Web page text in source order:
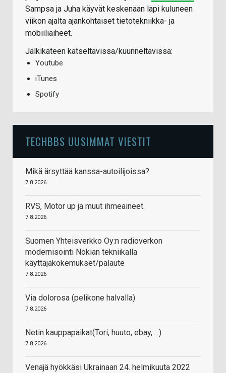
Sampsa ja Juha käyvät keskenään läpi kuluneen
viikon ajalta ajankohtaiset tietotekniikka- ja
mobiiliaiheet.
Jälkikäteen katseltavissa/kuunneltavissa:
Youtube
iTunes
Spotify
TECHBBS UUSIMMAT VIESTIT
Mikä ärsyttää kanssa-autoilijoissa?
7.8.2026
RVS, Motor up ja muut ihmeaineet.
7.8.2026
Suomen Yhteisverkko Oy:n radioverkon
modernisointi Nokian tekniikalla
käyttäjäkokemukset/palaute
7.8.2026
Via dolorosa (pelikone halvalla)
7.8.2026
Netin kauppapaikat(Tori, huuto, ebay, ...)
7.8.2026
Venäjä hyökkäsi Ukrainaan 24. helmikuuta 2022